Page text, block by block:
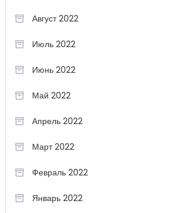
Август 2022
Июль 2022
Июнь 2022
Май 2022
Апрель 2022
Март 2022
Февраль 2022
Январь 2022